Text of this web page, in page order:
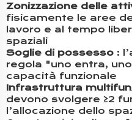
Zonizzazione delle
fisicamente le aree
lavoro e al tempo
spaziali
Soglie di possesso :
regola "uno entra,
capacità funzionale
Infrastruttura
devono svolgere ≥2
l’allocazione dello